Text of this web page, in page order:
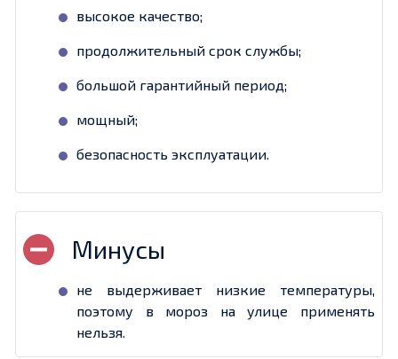
высокое качество;
продолжительный срок службы;
большой гарантийный период;
мощный;
безопасность эксплуатации.
не выдерживает низкие температуры,
поэтому в мороз на улице применять
нельзя.